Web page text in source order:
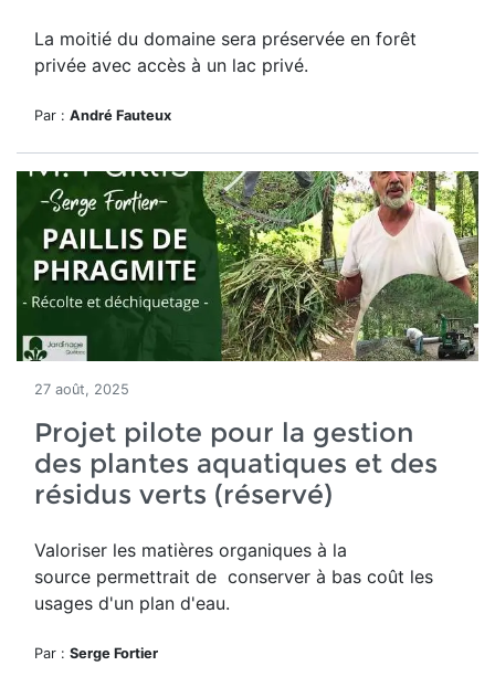
La moitié du domaine sera préservée en forêt
privée avec accès à un lac privé.
Par : André Fauteux
27 août, 2025
Projet pilote pour la gestion
des plantes aquatiques et des
résidus verts (réservé)
Valoriser les matières organiques à la
source permettrait de conserver à bas coût les
usages d'un plan d'eau.
Par : Serge Fortier